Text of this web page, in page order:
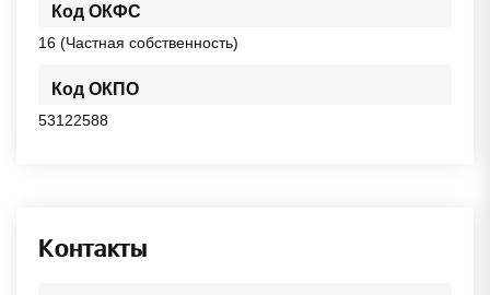
Код ОКФС
16 (Частная собственность)
Код ОКПО
53122588
Контакты